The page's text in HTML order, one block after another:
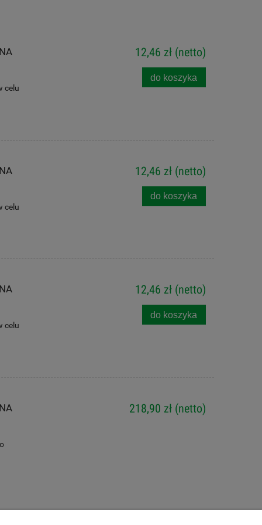
celu
12,46 zł(netto)
do koszyka
celu
12,46 zł(netto)
do koszyka
celu
12,46 zł(netto)
do koszyka
218,90 zł(netto)